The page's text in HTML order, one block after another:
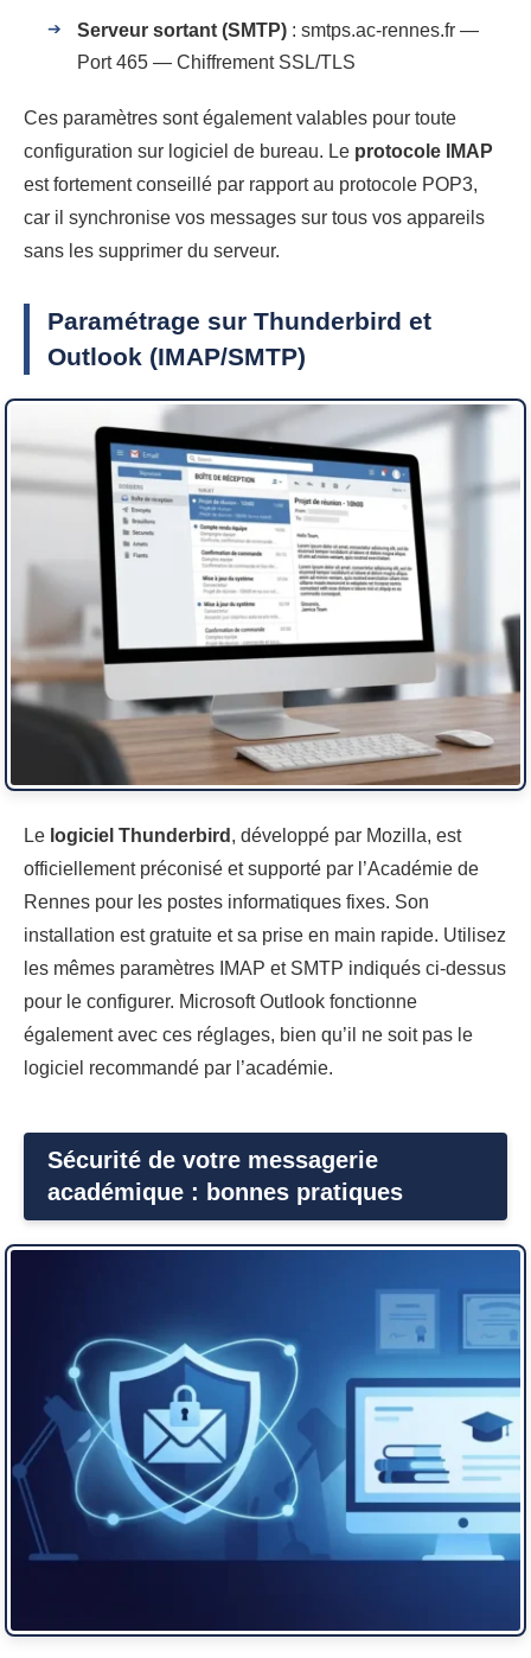
Serveur sortant (SMTP) : smtps.ac-rennes.fr —
Port 465 — Chiffrement SSL/TLS
Ces paramètres sont également valables pour toute
configuration sur logiciel de bureau. Le protocole IMAP
est fortement conseillé par rapport au protocole POP3,
car il synchronise vos messages sur tous vos appareils
sans les supprimer du serveur.
Paramétrage sur Thunderbird et
Outlook (IMAP/SMTP)
Le logiciel Thunderbird , développé par Mozilla, est
officiellement préconisé et supporté par l’Académie de
Rennes pour les postes informatiques fixes. Son
installation est gratuite et sa prise en main rapide. Utilisez
les mêmes paramètres IMAP et SMTP indiqués ci-dessus
pour le configurer. Microsoft Outlook fonctionne
également avec ces réglages, bien qu’il ne soit pas le
logiciel recommandé par l’académie.
Sécurité de votre messagerie
académique : bonnes pratiques